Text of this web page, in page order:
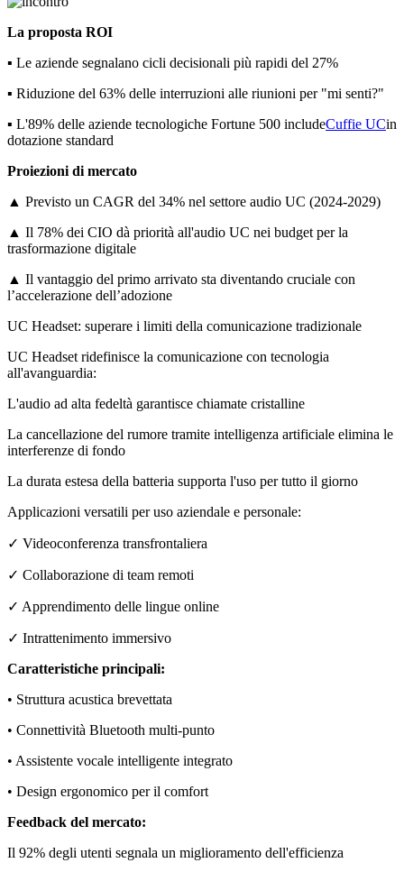
La proposta ROI
▪️ Le aziende segnalano cicli decisionali più rapidi del 27%
▪️ Riduzione del 63% delle interruzioni alle riunioni per "mi senti?"
▪️ L'89% delle aziende tecnologiche Fortune 500 includeCuffie UCin
dotazione standard
Proiezioni di mercato
▲ Previsto un CAGR del 34% nel settore audio UC (2024-2029)
▲ Il 78% dei CIO dà priorità all'audio UC nei budget per la
trasformazione digitale
▲ Il vantaggio del primo arrivato sta diventando cruciale con
l’accelerazione dell’adozione
UC Headset: superare i limiti della comunicazione tradizionale
UC Headset ridefinisce la comunicazione con tecnologia
all'avanguardia:
L'audio ad alta fedeltà garantisce chiamate cristalline
La cancellazione del rumore tramite intelligenza artificiale elimina le
interferenze di fondo
La durata estesa della batteria supporta l'uso per tutto il giorno
Applicazioni versatili per uso aziendale e personale:
✓ Videoconferenza transfrontaliera
✓ Collaborazione di team remoti
✓ Apprendimento delle lingue online
✓ Intrattenimento immersivo
Caratteristiche principali:
• Struttura acustica brevettata
• Connettività Bluetooth multi-punto
• Assistente vocale intelligente integrato
• Design ergonomico per il comfort
Feedback del mercato:
Il 92% degli utenti segnala un miglioramento dell'efficienza